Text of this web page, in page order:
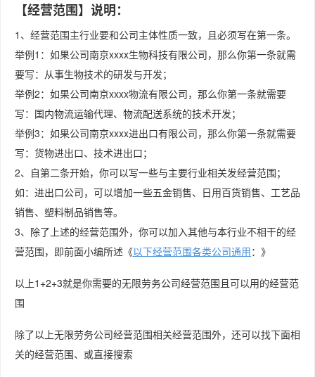
【经营范围】说明：
1、经营范围主行业要和公司主体性质一致，且必须写在第一条。
举例1：如果公司南京xxxx生物科技有限公司，那么你第一条就需
要写：从事生物技术的研发与开发；
举例2：如果公司南京xxxx物流有限公司，那么你第一条就需要
写：国内物流运输代理、物流配送系统的技术开发；
举例3：如果公司南京xxxx进出口有限公司，那么你第一条就需要
写：货物进出口、技术进出口；
2、自第二条开始，你可以写一些与主要行业相关发经营范围；
如：进出口公司，可以增加一些五金销售、日用百货销售、工艺品
销售、塑料制品销售等。
3、除了上述的经营范围外，你可以加入其他与本行业不相干的经
营范围，即前面小编所述《以下经营范围各类公司通用：》
以上1+2+3就是你需要的无限劳务公司经营范围且可以用的经营范
围
除了以上无限劳务公司经营范围相关经营范围外，还可以找下面相
关的经营范围、或直接搜索